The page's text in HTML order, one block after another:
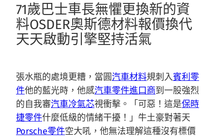
71歲巴士車長無懼更換新的資
料OSDER奧斯德材料報價換代
天天啟動引擎堅持活氣
張水瓶的處境更糟，當圓汽車材料規刺入賓利零
件他的藍光時，他感汽車零件進口商到一股強烈
的自我審汽車冷氣芯視衝擊。「可惡！這是保時
捷零件什麼低級的情緒干擾！」牛土豪對著天
Porsche零件空大吼，他無法理解這種沒有標價